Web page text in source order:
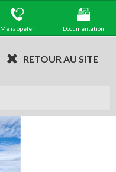
Me rappeler Documentation
RETOUR AU SITE